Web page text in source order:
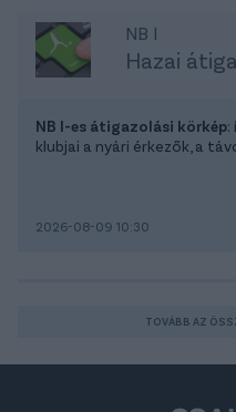
NB I
Hazai
NB I-es átigazolási körkép:
klubjai a nyári érkezők, a
2026-08-09 10:30
TOVÁBB AZ